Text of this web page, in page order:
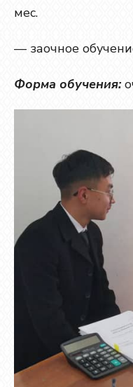
мес.
— заочное
Форма обучения: